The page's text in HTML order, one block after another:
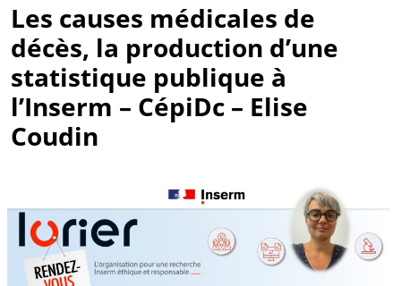
Les causes médicales de
décès, la production d’une
statistique publique à
l’Inserm – CépiDc – Elise
Coudin